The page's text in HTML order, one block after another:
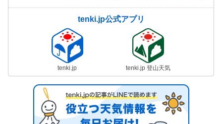
tenki.jp公式アプリ
tenki.jp tenki.jp 登山天気